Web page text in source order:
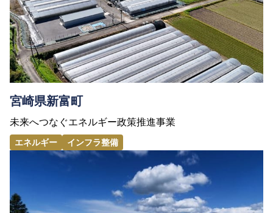
宮崎県新富町
未来へつなぐエネルギー政策推進事業
エネルギー インフラ整備